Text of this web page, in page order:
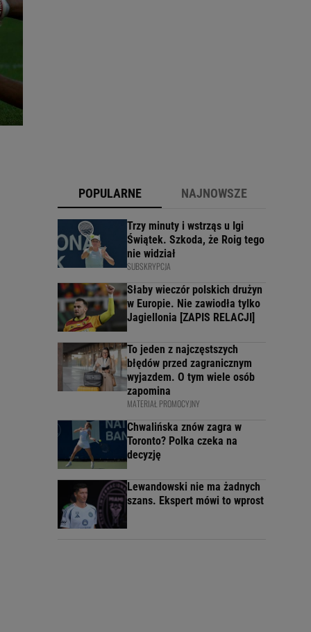
POPULARNE NAJNOWSZE
Trzy minuty i wstrząs u Igi
Świątek. Szkoda, że Roig tego
nie widział
SUBSKRYPCJA
Słaby wieczór polskich drużyn
w Europie. Nie zawiodła tylko
Jagiellonia [ZAPIS RELACJI]
To jeden z najczęstszych
błędów przed zagranicznym
wyjazdem. O tym wiele osób
zapomina
MATERIAŁ PROMOCYJNY
Chwalińska znów zagra w
Toronto? Polka czeka na
decyzję
Lewandowski nie ma żadnych
szans. Ekspert mówi to wprost